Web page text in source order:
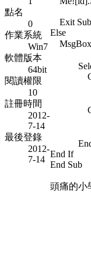
點名
0
作業系統
Win7
軟體版本
64bit
閱讀權限
10
註冊時間
2012-
7-14
最後登錄
2012-
7-14
Exit Sub
Else
Select
End
End If
End Sub
頭痛的小